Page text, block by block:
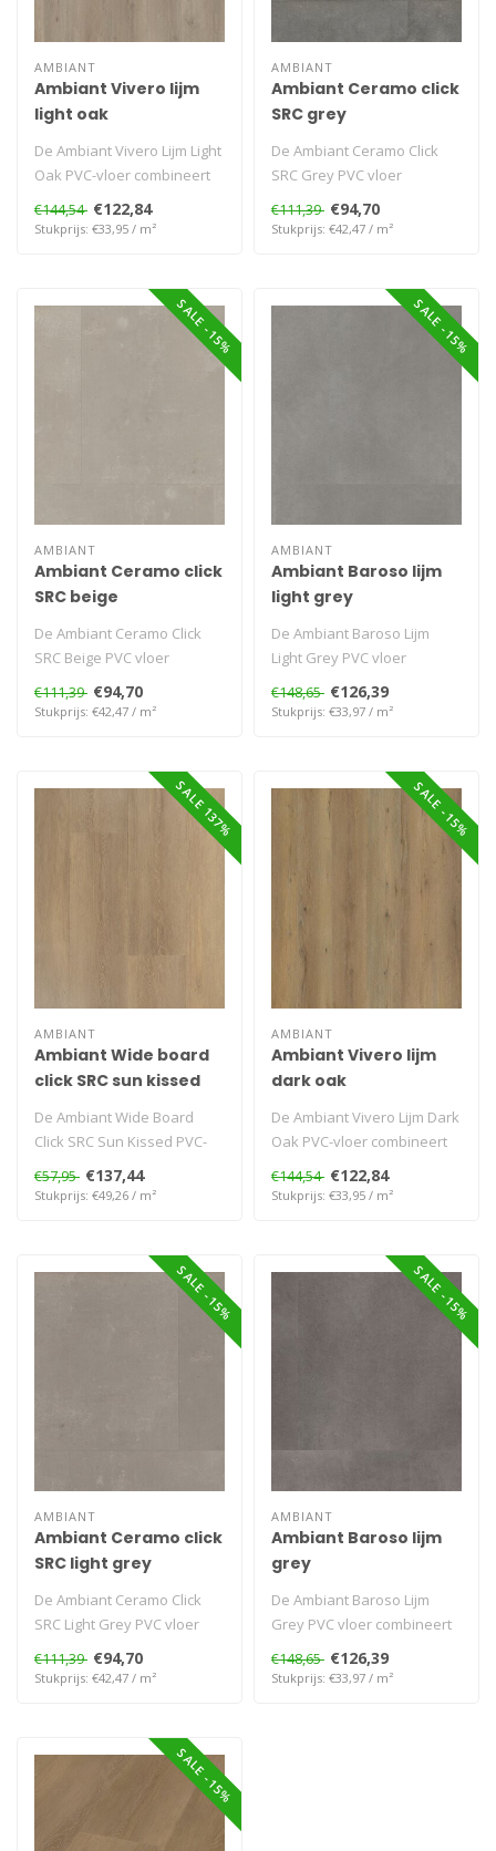
AMBIANT
Ambiant Vivero lijm
light oak
De Ambiant Vivero Lijm Light
Oak PVC-vloer combineert
een lichte eikenkleur met ..
€144,54 €122,84
Stukprijs: €33,95 / m²
AMBIANT
Ambiant Ceramo click
SRC grey
De Ambiant Ceramo Click
SRC Grey PVC vloer
combineert een verfijnde
grijze tint ..
€111,39 €94,70
Stukprijs: €42,47 / m²
SALE -15%
AMBIANT
Ambiant Ceramo click
SRC beige
De Ambiant Ceramo Click
SRC Beige PVC vloer
combineert een zachte
beige tint met..
€111,39 €94,70
Stukprijs: €42,47 / m²
SALE -15%
AMBIANT
Ambiant Baroso lijm
light grey
De Ambiant Baroso Lijm
Light Grey PVC vloer
combineert een subtiele
lichtgrijze ..
€148,65 €126,39
Stukprijs: €33,97 / m²
SALE 137%
AMBIANT
Ambiant Wide board
click SRC sun kissed
De Ambiant Wide Board
Click SRC Sun Kissed PVC-
vloer combineert een lichte,
zonn..
€57,95 €137,44
Stukprijs: €49,26 / m²
SALE -15%
AMBIANT
Ambiant Vivero lijm
dark oak
De Ambiant Vivero Lijm Dark
Oak PVC-vloer combineert
een diepe, donkere
eikenkle..
€144,54 €122,84
Stukprijs: €33,95 / m²
SALE -15%
AMBIANT
Ambiant Ceramo click
SRC light grey
De Ambiant Ceramo Click
SRC Light Grey PVC vloer
combineert een subtiele
lichtgr..
€111,39 €94,70
Stukprijs: €42,47 / m²
SALE -15%
AMBIANT
Ambiant Baroso lijm
grey
De Ambiant Baroso Lijm
Grey PVC vloer combineert
een elegante grijze tint met
ee..
€148,65 €126,39
Stukprijs: €33,97 / m²
SALE -15%